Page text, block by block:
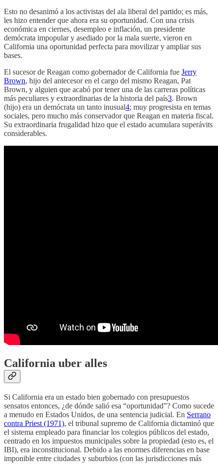
Esto no desanimó a los activistas del ala liberal del partido; es más,
les hizo entender que ahora era su oportunidad. Con una crisis
económica en ciernes, desempleo e inflación, un presidente
demócrata impopular y asediado por la mala suerte, vieron en
California una oportunidad perfecta para movilizar y ampliar sus
bases.
El sucesor de Reagan como gobernador de California fue Jerry
Brown, hijo del antecesor en el cargo del mismo Reagan, Pat
Brown, y alguien que acabó por tener una de las carreras políticas
más peculiares y extraordinarias de la historia del país3. Brown
(hijo) era un demócrata un tanto inusual4; muy progresista en temas
sociales, pero mucho más conservador que Reagan en materia fiscal.
Su extraordinaria frugalidad hizo que el estado acumulara superávits
considerables.
California uber alles
Si California era un estado bien gobernado con presupuestos
sensatos entonces, ¿de dónde salió esa “oportunidad”? Como sucede
a menudo en Estados Unidos, de una sentencia judicial. En Serrano
contra Priest (1971), el tribunal supremo de California dictaminó que
el sistema empleado para financiar los colegios públicos del estado,
centrado en los impuestos municipales sobre la propiedad (esto es, el
IBI), era inconstitucional. Debido a las enormes diferencias en base
imponible entre ciudades y suburbios (con las jurisdicciones más